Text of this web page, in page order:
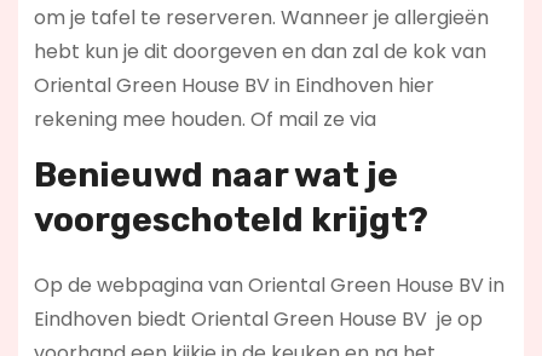
om je tafel te reserveren. Wanneer je allergieën
hebt kun je dit doorgeven en dan zal de kok van
Oriental Green House BV in Eindhoven hier
rekening mee houden. Of mail ze via
Benieuwd naar wat je
voorgeschoteld krijgt?
Op de webpagina van Oriental Green House BV in
Eindhoven biedt Oriental Green House BV je op